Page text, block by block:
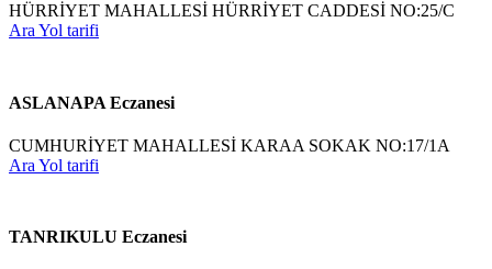
HÜRRİYET MAHALLESİ HÜRRİYET CADDESİ NO:25/C
AraYol tarifi
ASLANAPA Eczanesi
CUMHURİYET MAHALLESİ KARAA SOKAK NO:17/1A
Ara Yol tarifi
TANRIKULU Eczanesi